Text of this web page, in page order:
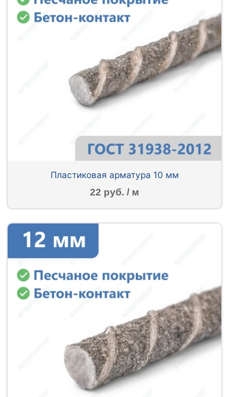
Пластиковая арматура 10 мм
22 руб. / м